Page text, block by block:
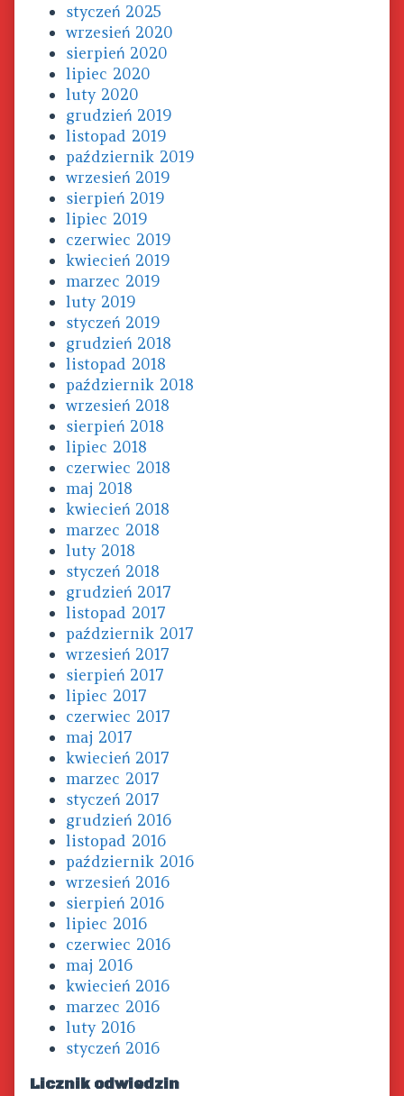
styczeń 2025
wrzesień 2020
sierpień 2020
lipiec 2020
luty 2020
grudzień 2019
listopad 2019
październik 2019
wrzesień 2019
sierpień 2019
lipiec 2019
czerwiec 2019
kwiecień 2019
marzec 2019
luty 2019
styczeń 2019
grudzień 2018
listopad 2018
październik 2018
wrzesień 2018
sierpień 2018
lipiec 2018
czerwiec 2018
maj 2018
kwiecień 2018
marzec 2018
luty 2018
styczeń 2018
grudzień 2017
listopad 2017
październik 2017
wrzesień 2017
sierpień 2017
lipiec 2017
czerwiec 2017
maj 2017
kwiecień 2017
marzec 2017
styczeń 2017
grudzień 2016
listopad 2016
październik 2016
wrzesień 2016
sierpień 2016
lipiec 2016
czerwiec 2016
maj 2016
kwiecień 2016
marzec 2016
luty 2016
styczeń 2016
Licznik odwiedzin